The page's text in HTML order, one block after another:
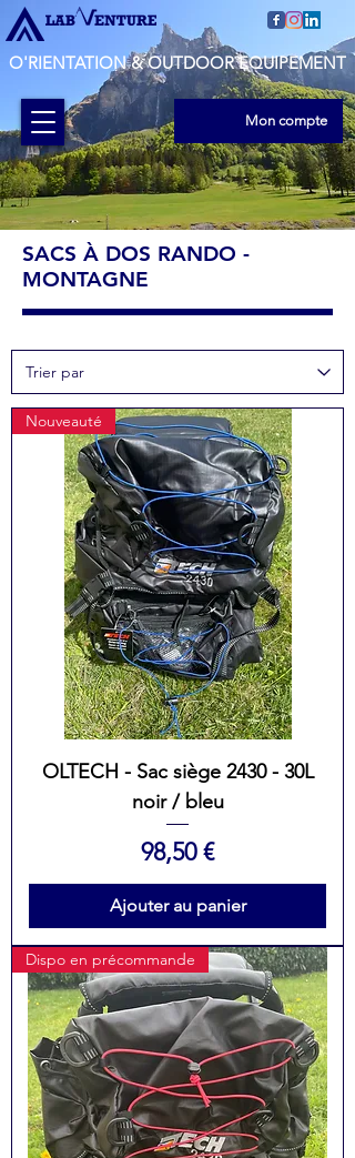
O'RIENTATION & OUTDOOR EQUIPEMENT
Mon compte
SACS À DOS RANDO -
MONTAGNE
Nouveauté
OLTECH - Sac siège 2430 - 30L
noir / bleu
Prix
98,50 €
Ajouter au panier
Dispo en précommande